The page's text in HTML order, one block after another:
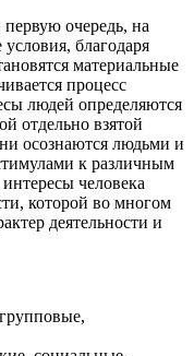
очередь, на
благодаря
материальные
процесс
людей определяются
отдельно взятой
осознаются людьми и
к различным
человека
которой во многом
деятельности и